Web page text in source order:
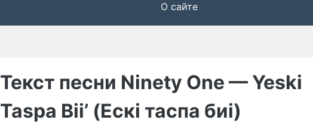
О сайте
Текст песни Ninety One — Yeski
Taspa Bii’ (Ескі таспа биі)